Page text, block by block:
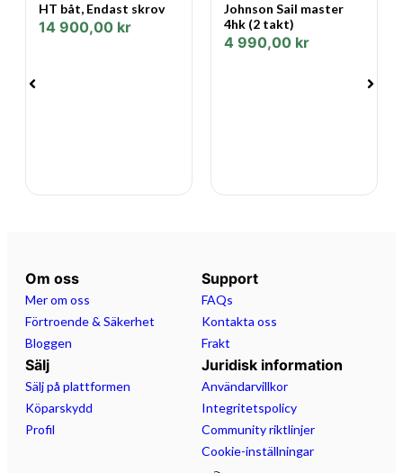
Endast 1 ägare från ny
Stereoanläggning
Brandsläckare
på sjön. Båten är redo för säsongen och väntar på sin
nästa ägare.
HT båt, Endast skrov
14 900,00 kr
Johnson Sail master
4hk (2 takt)
4 990,00 kr
Om oss
Mer om oss
Förtroende & Säkerhet
Bloggen
Support
FAQs
Kontakta oss
Frakt
Sälj
Sälj på plattformen
Köparskydd
Profil
Juridisk information
Användarvillkor
Integritetspolicy
Community riktlinjer
Cookie-inställningar